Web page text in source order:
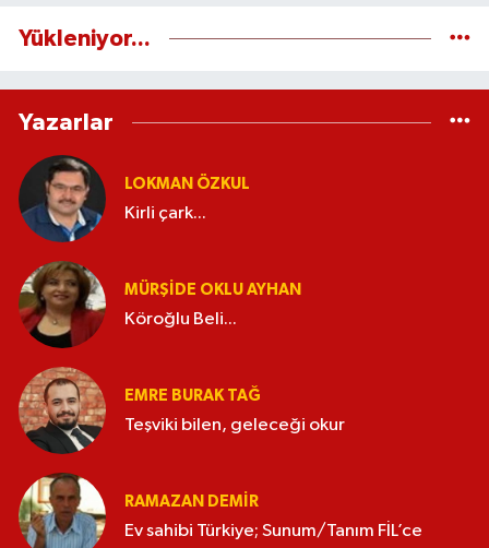
Yükleniyor...
Yazarlar
LOKMAN ÖZKUL
Kirli çark...
MÜRŞIDE OKLU AYHAN
Köroğlu Beli...
EMRE BURAK TAĞ
Teşviki bilen, geleceği okur
RAMAZAN DEMİR
Ev sahibi Türkiye; Sunum/Tanım FİL’ce